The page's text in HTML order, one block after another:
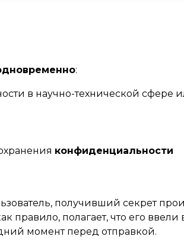
:
в научно-технической сфере
конфиденциальности
получивший секрет
полагает, что его
момент перед отправкой.